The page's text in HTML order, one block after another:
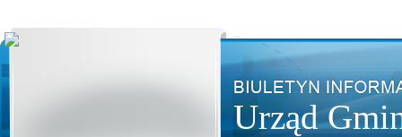
Urząd